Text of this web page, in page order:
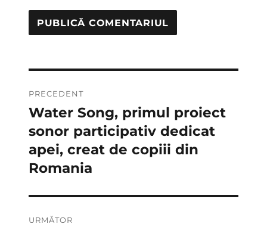
în
articole
PRECEDENT
Articolul
anterior:
Water Song, primul proiect
sonor participativ dedicat
apei, creat de copiii din
Romania
URMĂTOR